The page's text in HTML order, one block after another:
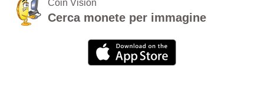
Coin Vision
Cerca monete per immagine